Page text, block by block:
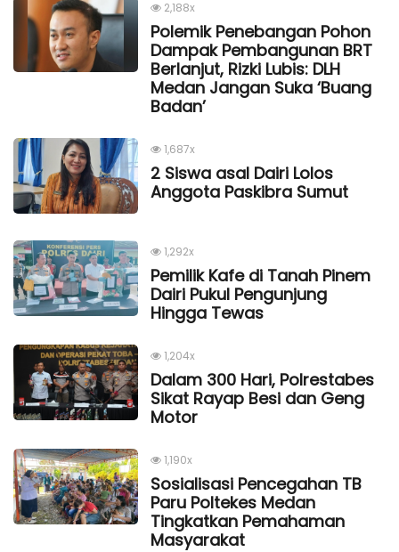
2,188x
Polemik Penebangan Pohon
Dampak Pembangunan BRT
Berlanjut, Rizki Lubis: DLH
Medan Jangan Suka ‘Buang
Badan’
1,687x
2 Siswa asal Dairi Lolos
Anggota Paskibra Sumut
1,292x
Pemilik Kafe di Tanah Pinem
Dairi Pukul Pengunjung
Hingga Tewas
1,204x
Dalam 300 Hari, Polrestabes
Sikat Rayap Besi dan Geng
Motor
1,190x
Sosialisasi Pencegahan TB
Paru Poltekes Medan
Tingkatkan Pemahaman
Masyarakat